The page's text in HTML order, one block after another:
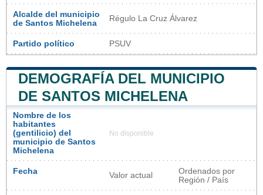
Alcalde del municipio
de Santos Michelena
Régulo La Cruz Álvarez
Partido político PSUV
DEMOGRAFÍA DEL MUNICIPIO
DE SANTOS MICHELENA
Nombre de los
habitantes
(gentilicio) del
municipio de Santos
Michelena
No disponible
Fecha Valor actual
Ordenados por
Región / País